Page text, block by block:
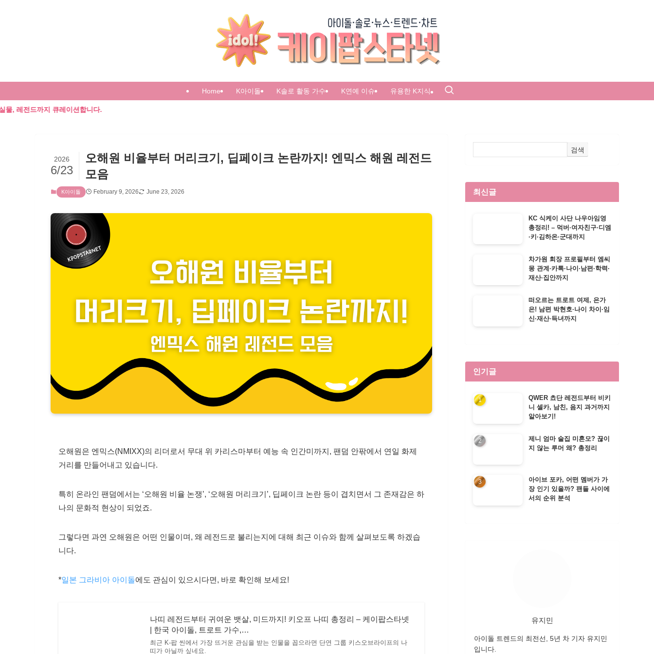
Home K아이돌 K솔로 활동 가수 K연예 이슈 유용한 K지식
레이션합니다.
오해원 비율부터 머리크기, 딥페이크 논란까지! 엔믹스 해원 레전드
모음
2026
6/23
K아이돌 February 9, 2026 June 23, 2026
오해원은 엔믹스(NMIXX)의 리더로서 무대 위 카리스마부터 예능 속 인간미까지, 팬덤 안팎에서 연일 화제
거리를 만들어내고 있습니다.
특히 온라인 팬덤에서는 ‘오해원 비율 논쟁’, ‘오해원 머리크기’, 딥페이크 논란 등이 겹치면서 그 존재감은 하
나의 문화적 현상이 되었죠.
그렇다면 과연 오해원은 어떤 인물이며, 왜 레전드로 불리는지에 대해 최근 이슈와 함께 살펴보도록 하겠습
니다.
*일본 그라비아 아이돌에도 관심이 있으시다면, 바로 확인해 보세요!
나띠 레전드부터 귀여운 뱃살, 미드까지! 키오프 나띠 총정리 – 케이팝스타넷
| 한국 아이돌, 트로트 가수,…
최근 K-팝 씬에서 가장 뜨거운 관심을 받는 인물을 꼽으라면 단연 그룹 키스오브라이프의 나
띠가 아닐까 싶네요.
검색
최신글
KC 식케이 사단 나우아임영
총정리! – 먹버·여자친구·디엠
·키·김하온·군대까지
차가원 회장 프로필부터 엠씨
몽 관계·카톡·나이·남편·학력·
재산·집안까지
떠오르는 트로트 여제, 은가
은! 남편 박현호·나이 차이·임
신·재산·득녀까지
인기글
QWER 쵸단 레전드부터 비키
니 셀카, 남친, 음지 과거까지
알아보기!
제니 엄마 술집 미혼모? 끊이
지 않는 루머 왜? 총정리
아이브 포카, 어떤 멤버가 가
장 인기 있을까? 팬들 사이에
서의 순위 분석
유지민
아이돌 트렌드의 최전선, 5년 차 기자 유지민
입니다.